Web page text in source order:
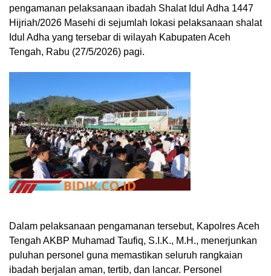
pengamanan pelaksanaan ibadah Shalat Idul Adha 1447
Hijriah/2026 Masehi di sejumlah lokasi pelaksanaan shalat
Idul Adha yang tersebar di wilayah Kabupaten Aceh
Tengah, Rabu (27/5/2026) pagi.
Dalam pelaksanaan pengamanan tersebut, Kapolres Aceh
Tengah AKBP Muhamad Taufiq, S.I.K., M.H., menerjunkan
puluhan personel guna memastikan seluruh rangkaian
ibadah berjalan aman, tertib, dan lancar. Personel